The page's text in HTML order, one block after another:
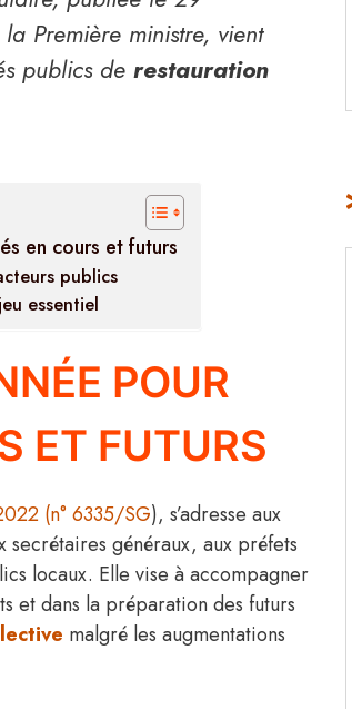
Première ministre, vient
publics de restauration
en cours et futurs
publics
essentiel
POUR
ET FUTURS
(n° 6335/SG), s’adresse aux
généraux, aux préfets
locaux. Elle vise à accompagner
et dans la préparation des futurs
malgré les augmentations